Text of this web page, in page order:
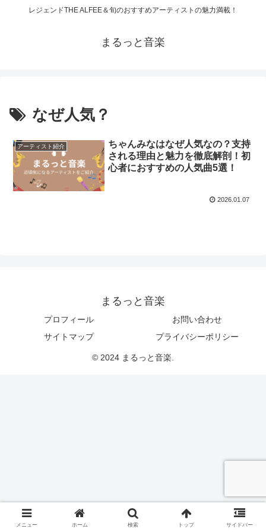
レジェンドTHE ALFEE＆旬のおすすめアーティストの魅力満載！
まるっと音楽
なぜ人気？
アーティスト紹介
ちゃんみなはなぜ人気なの？支持
される理由と魅力を徹底解剖！初
心者におすすめの人気曲5選！
2026.01.07
まるっと音楽
プロフィール
お問い合わせ
サイトマップ
プライバシーポリシー
© 2024 まるっと音楽.
メニュー ホーム 検索 トップ サイドバー